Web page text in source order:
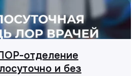
отделение
и без